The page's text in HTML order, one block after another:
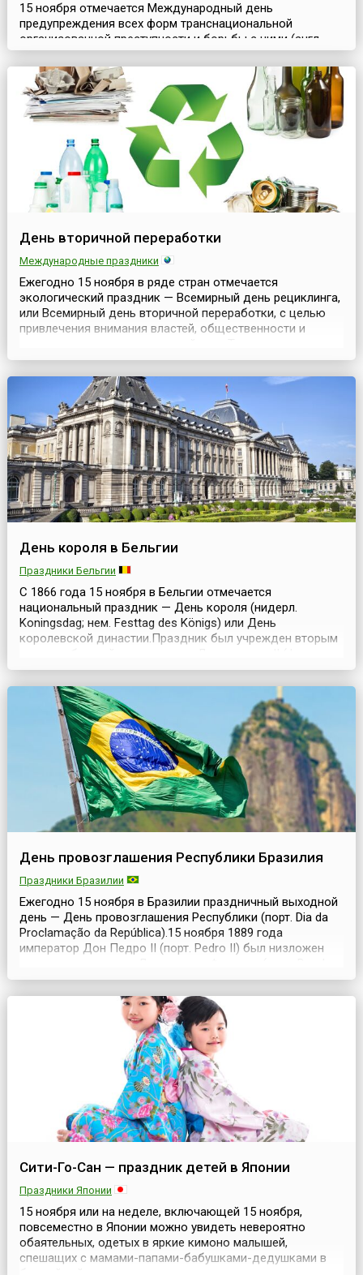
15 ноября отмечается Международный день
предупреждения всех форм транснациональной
организованной преступности и борьбы с ними (англ.
International Day for the Prevention of and Fight against All
Forms of Transnational Organized Crime) – дата,
учреждённая Генеральной Ассамблеей ООН резолюцией
A/RES/78/267 в 2024 году. Цель дня – привлечение
внимание к угрозам, которые несут транснациональные
День вторичной переработки
Международные праздники
Ежегодно 15 ноября в ряде стран отмечается
экологический праздник — Всемирный день рециклинга,
или Всемирный день вторичной переработки, с целью
привлечения внимания властей, общественности и
(от англ. recycling — переработка) означает повторное
вовлечение отходов обратно в процесс производства.
Вторичной переработке подвергаются промышленны...
День короля в Бельгии
Праздники Бельгии
С 1866 года 15 ноября в Бельгии отмечается
национальный праздник — День короля (нидерл.
Koningsdag; нем. Festtag des Königs) или День
королевской династии.Праздник был учрежден вторым
Léopold II, 1835—1909). Торжества проводятся в честь
святого Альберта, который считается покровителем
королевской семьи.Этот день символизирует единство
бельгий...
День провозглашения Республики Бразилия
Праздники Бразилии
Ежегодно 15 ноября в Бразилии праздничный выходной
день — День провозглашения Республики (порт. Dia da
Proclamação da República).15 ноября 1889 года
император Дон Педро II (порт. Pedro II) был низложен
da Fonseca) провозгласил республику — Соединенные
Штаты Бразилии (порт. República dos Estados Unidos do
Brasil), и он же стал сначала главой ...
Сити-Го-Сан — праздник детей в Японии
Праздники Японии
15 ноября или на неделе, включающей 15 ноября,
повсеместно в Японии можно увидеть невероятно
обаятельных, одетых в яркие кимоно малышей,
спешащих с мамами-папами-бабушками-дедушками в